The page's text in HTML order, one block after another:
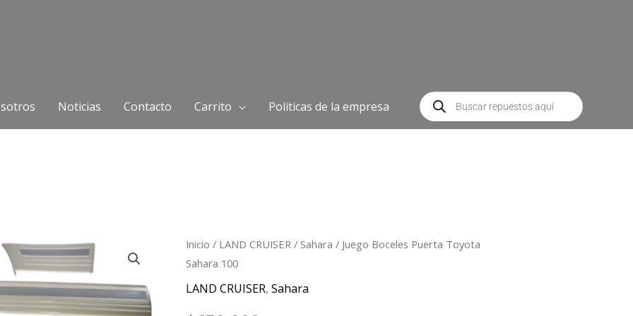
Noticias Contacto Carrito Políticas de la empresa
Búsqueda
de
productos
Inicio / LAND CRUISER / Sahara / Juego Boceles Puerta Toyota
Sahara 100
LAND CRUISER,Sahara
Juego
Boceles
Puerta